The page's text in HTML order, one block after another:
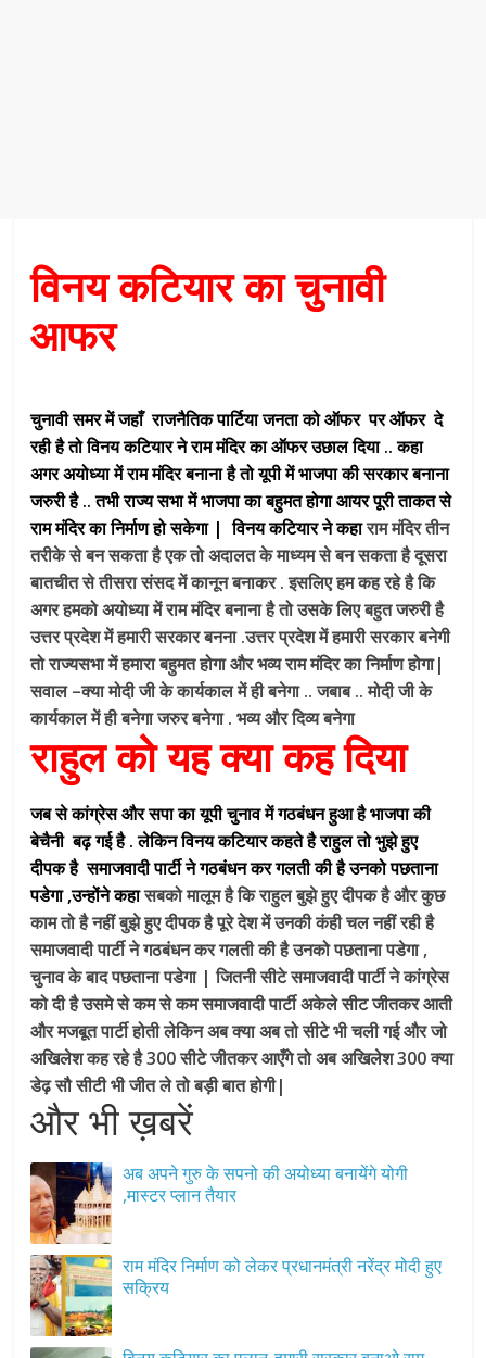
विनय कटियार का चुनावी
आफर
चुनावी समर में जहाँ राजनैतिक पार्टिया जनता को ऑफर परऑफरदे
रही है तो विनय कटियार ने राम मंदिर काऑफरउछाल दिया .. कहा
अगर अयोध्या में राम मंदिर बनाना है तो यूपी में भाजपा की सरकार बनाना
जरुरी है .. तभी राज्य सभा में भाजपा का बहुमत होगा आयर पूरी ताकत से
राम मंदिर का निर्माण हो सकेगा | विनय कटियार ने कहाराम मंदिर तीन
तरीके से बन सकता है एक तो अदालत के माध्यम से बन सकता है दूसरा
बातचीत से तीसरा संसद में कानून बनाकर . इसलिए हम कह रहे है कि
अगर हमको अयोध्या में राम मंदिर बनाना है तो उसके लिए बहुत जरुरी है
उत्तर प्रदेश में हमारी सरकार बनना .उत्तर प्रदेश में हमारी सरकार बनेगी
तो राज्यसभा में हमारा बहुमत होगा और भव्य राम मंदिर का निर्माण होगा|
सवाल –क्या मोदी जी के कार्यकाल में ही बनेगा .. जबाब .. मोदी जी के
कार्यकाल में ही बनेगा जरुर बनेगा . भव्य और दिव्य बनेगा
राहुल को यह क्या कह दिया
जब से कांग्रेस और सपा का यूपी चुनाव में गठबंधन हुआ है भाजपा की
बेचैनी बढ़ गई है . लेकिन विनय कटियार कहते है राहुल तो भुझे हुए
दीपक है समाजवादी पार्टी ने गठबंधन कर गलती की है उनको पछताना
पडेगा ,उन्होंने कहासबको मालूम है कि राहुल बुझे हुए दीपक है और कुछ
काम तो है नहीं बुझे हुए दीपक है पूरे देश में उनकी कंही चल नहीं रही है
समाजवादी पार्टी ने गठबंधन कर गलती की है उनको पछताना पडेगा ,
चुनाव के बाद पछताना पडेगा | जितनी सीटे समाजवादी पार्टी ने कांग्रेस
को दी है उसमे से कम से कम समाजवादी पार्टी अकेले सीट जीतकर आती
और मजबूत पार्टी होती लेकिन अब क्या अब तो सीटे भी चली गई और जो
अखिलेश कह रहे है 300 सीटे जीतकर आएँगे तो अब अखिलेश 300 क्या
डेढ़ सौ सीटी भी जीत ले तो बड़ी बात होगी|
और भी ख़बरें
अब अपने गुरु के सपनो की अयोध्या बनायेंगे योगी
,मास्टर प्लान तैयार
राम मंदिर निर्माण को लेकर प्रधानमंत्री नरेंद्र मोदी हुए
सक्रिय